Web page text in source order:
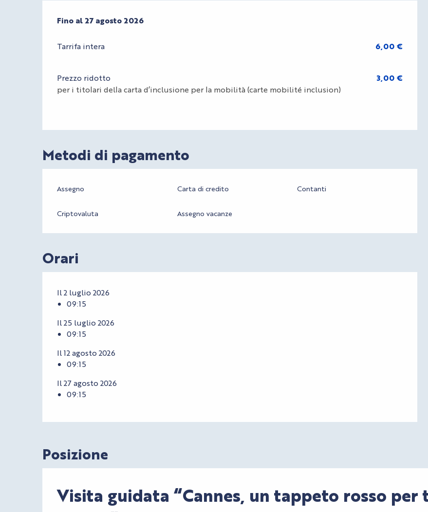
Dal2 luglio 2026al27 agosto 2026
Fino al 27 agosto 2026
Tarrifa intera 6,00 €
Prezzo ridotto
per i titolari della carta d’inclusione per la mobilità (carte mobilité inclusion)
3,00 €
Metodi di pagamento
Assegno Carta di credito Contanti
Criptovaluta Assegno vacanze
Orari
Il 2 luglio 2026
09:15
Il 25 luglio 2026
09:15
Il 12 agosto 2026
09:15
Il 27 agosto 2026
09:15
Posizione
Visita guidata “Cannes, un tappeto rosso